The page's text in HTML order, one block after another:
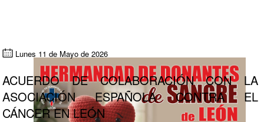
Lunes 11 de Mayo de 2026
ACUERDO DE COLABORACIÓN CON LA
ASOCIACIÓN ESPAÑOLA CONTRA EL
CÁNCER EN LEÓN